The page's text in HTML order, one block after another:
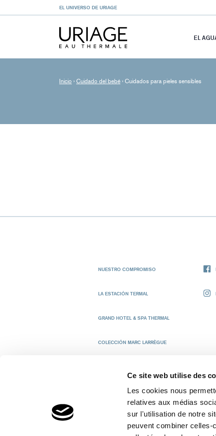
Ce site web utilise des
Les cookies nous
relatives aux médias
sur l'utilisation de notre
peuvent combiner
EL UNIVERSO DE URIAGE
EL
Inicio › Cuidado del bebé › Cuidados para pieles sensibles
NUESTRO COMPROMISO
LA ESTACIÓN TERMAL
GRAND HOTEL & SPA THERMAL
COLECCIÓN MARC LARRÈGUE